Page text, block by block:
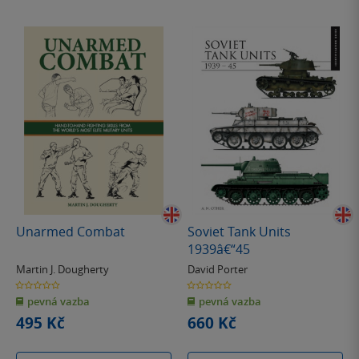
Unarmed Combat
Martin J. Dougherty
0.0
z
5
hvězdiček
pevná vazba
495 Kč
Soviet Tank Units
1939â€“45
David Porter
0.0
z
5
hvězdiček
pevná vazba
660 Kč